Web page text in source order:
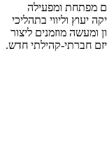
מפתחת ומפעילה
יעוץ וליווי בתהליכי
ומעשה מוזמנים ליצור
חברתי-קהילתי חדש.